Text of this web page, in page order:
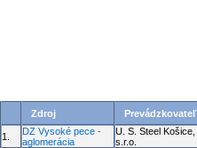
Zdroj Prevádzkovateľ
1.
DZ Vysoké pece -
aglomerácia
U. S. Steel Košice,
s.r.o.